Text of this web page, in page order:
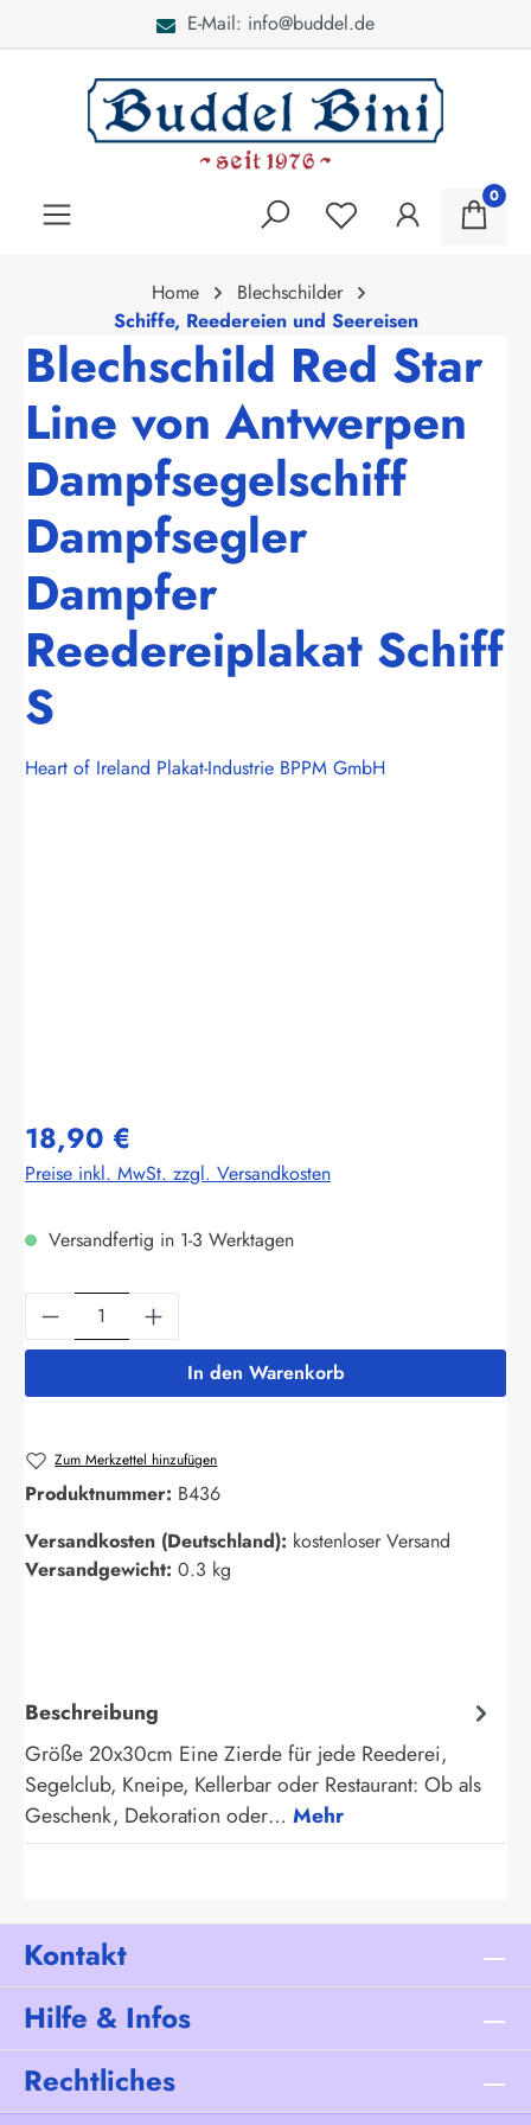
E-Mail: info@buddel.de
0
Home
Blechschilder
Schiffe, Reedereien und Seereisen
Blechschild Red Star
Line von Antwerpen
Dampfsegelschiff
Dampfsegler
Dampfer
Reedereiplakat Schiff
S
Heart of Ireland Plakat-Industrie BPPM GmbH
18,90 €
Preise inkl. MwSt. zzgl. Versandkosten
Versandfertig in 1-3 Werktagen
Produkt Anzahl: Gib den gewünschten
In den Warenkorb
Zum Merkzettel hinzufügen
Produktnummer: B436
Versandkosten (Deutschland): kostenloser Versand
Versandgewicht: 0.3 kg
Beschreibung
Größe 20x30cm Eine Zierde für jede Reederei,
Segelclub, Kneipe, Kellerbar oder Restaurant: Ob als
Geschenk, Dekoration oder… Mehr
Kontakt
Hilfe & Infos
Rechtliches